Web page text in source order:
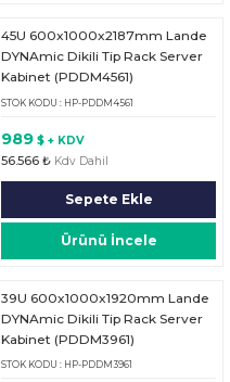
45U 600x1000x2187mm Lande
DYNAmic Dikili Tip Rack Server
Kabinet (PDDM4561)
STOK KODU : HP-PDDM4561
989 $ + KDV
56.566 ₺ Kdv Dahil
Sepete Ekle
Ürünü İncele
39U 600x1000x1920mm Lande
DYNAmic Dikili Tip Rack Server
Kabinet (PDDM3961)
STOK KODU : HP-PDDM3961